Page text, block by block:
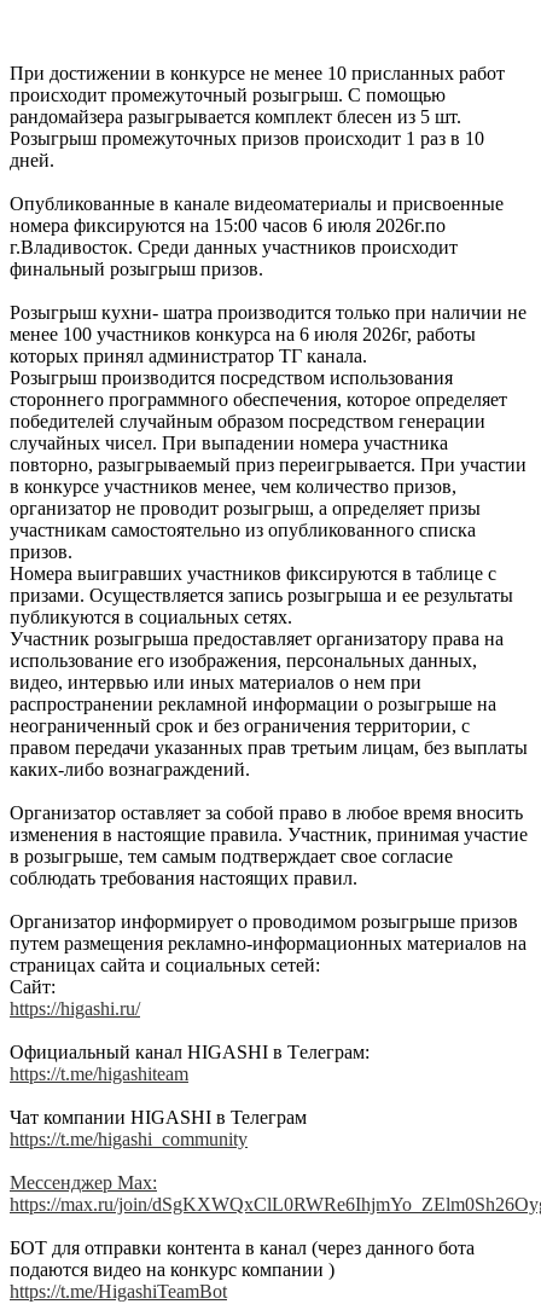
При достижении в конкурсе не менее 10 присланных работ
происходит промежуточный розыгрыш. С помощью
рандомайзера разыгрывается комплект блесен из 5 шт.
Розыгрыш промежуточных призов происходит 1 раз в 10
дней.
Опубликованные в канале видеоматериалы и присвоенные
номера фиксируются на 15:00 часов 6 июля 2026г.по
г.Владивосток. Среди данных участников происходит
финальный розыгрыш призов.
Розыгрыш кухни- шатра производится только при наличии не
менее 100 участников конкурса на 6 июля 2026г, работы
которых принял администратор ТГ канала.
Розыгрыш производится посредством использования
стороннего программного обеспечения, которое определяет
победителей случайным образом посредством генерации
случайных чисел. При выпадении номера участника
повторно, разыгрываемый приз переигрывается. При участии
в конкурсе участников менее, чем количество призов,
организатор не проводит розыгрыш, а определяет призы
участникам самостоятельно из опубликованного списка
призов.
Номера выигравших участников фиксируются в таблице с
призами. Осуществляется запись розыгрыша и ее результаты
публикуются в социальных сетях.
Участник розыгрыша предоставляет организатору права на
использование его изображения, персональных данных,
видео, интервью или иных материалов о нем при
распространении рекламной информации о розыгрыше на
неограниченный срок и без ограничения территории, с
правом передачи указанных прав третьим лицам, без выплаты
каких-либо вознаграждений.
Организатор оставляет за собой право в любое время вносить
изменения в настоящие правила. Участник, принимая участие
в розыгрыше, тем самым подтверждает свое согласие
соблюдать требования настоящих правил.
Организатор информирует о проводимом розыгрыше призов
путем размещения рекламно-информационных материалов на
страницах сайта и социальных сетей:
Сайт:
https://higashi.ru/
Официальный канал HIGASHI в Tелеграм:
https://t.me/higashiteam
Чат компании HIGASHI в Телеграм
https://t.me/higashi_community
Мессенджер Max:
https://max.ru/join/
БОТ для отправки контента в канал (через данного бота
подаются видео на конкурс компании )
https://t.me/HigashiTeamBot